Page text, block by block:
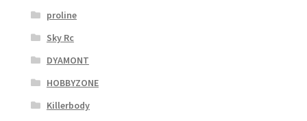
proline
Sky Rc
DYAMONT
HOBBYZONE
Killerbody